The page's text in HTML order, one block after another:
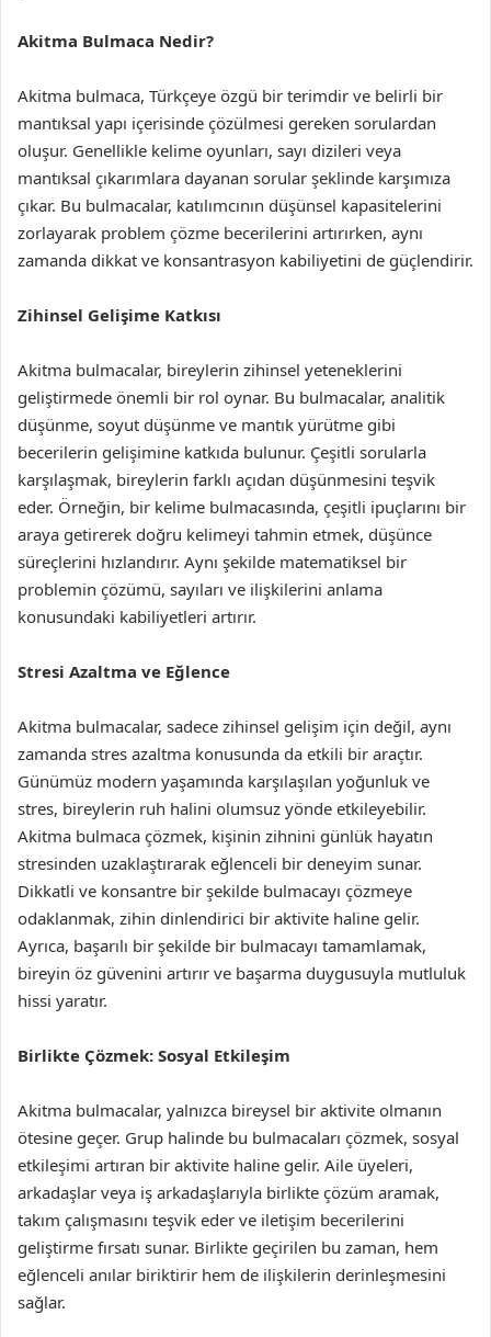
Akitma Bulmaca Nedir?
Akitma bulmaca, Türkçeye özgü bir terimdir ve belirli bir
mantıksal yapı içerisinde çözülmesi gereken sorulardan
oluşur. Genellikle kelime oyunları, sayı dizileri veya
mantıksal çıkarımlara dayanan sorular şeklinde karşımıza
çıkar. Bu bulmacalar, katılımcının düşünsel kapasitelerini
zorlayarak problem çözme becerilerini artırırken, aynı
zamanda dikkat ve konsantrasyon kabiliyetini de güçlendirir.
Zihinsel Gelişime Katkısı
Akitma bulmacalar, bireylerin zihinsel yeteneklerini
geliştirmede önemli bir rol oynar. Bu bulmacalar, analitik
düşünme, soyut düşünme ve mantık yürütme gibi
becerilerin gelişimine katkıda bulunur. Çeşitli sorularla
karşılaşmak, bireylerin farklı açıdan düşünmesini teşvik
eder. Örneğin, bir kelime bulmacasında, çeşitli ipuçlarını bir
araya getirerek doğru kelimeyi tahmin etmek, düşünce
süreçlerini hızlandırır. Aynı şekilde matematiksel bir
problemin çözümü, sayıları ve ilişkilerini anlama
konusundaki kabiliyetleri artırır.
Stresi Azaltma ve Eğlence
Akitma bulmacalar, sadece zihinsel gelişim için değil, aynı
zamanda stres azaltma konusunda da etkili bir araçtır.
Günümüz modern yaşamında karşılaşılan yoğunluk ve
stres, bireylerin ruh halini olumsuz yönde etkileyebilir.
Akitma bulmaca çözmek, kişinin zihnini günlük hayatın
stresinden uzaklaştırarak eğlenceli bir deneyim sunar.
Dikkatli ve konsantre bir şekilde bulmacayı çözmeye
odaklanmak, zihin dinlendirici bir aktivite haline gelir.
Ayrıca, başarılı bir şekilde bir bulmacayı tamamlamak,
bireyin öz güvenini artırır ve başarma duygusuyla mutluluk
hissi yaratır.
Birlikte Çözmek: Sosyal Etkileşim
Akitma bulmacalar, yalnızca bireysel bir aktivite olmanın
ötesine geçer. Grup halinde bu bulmacaları çözmek, sosyal
etkileşimi artıran bir aktivite haline gelir. Aile üyeleri,
arkadaşlar veya iş arkadaşlarıyla birlikte çözüm aramak,
takım çalışmasını teşvik eder ve iletişim becerilerini
geliştirme fırsatı sunar. Birlikte geçirilen bu zaman, hem
eğlenceli anılar biriktirir hem de ilişkilerin derinleşmesini
sağlar.